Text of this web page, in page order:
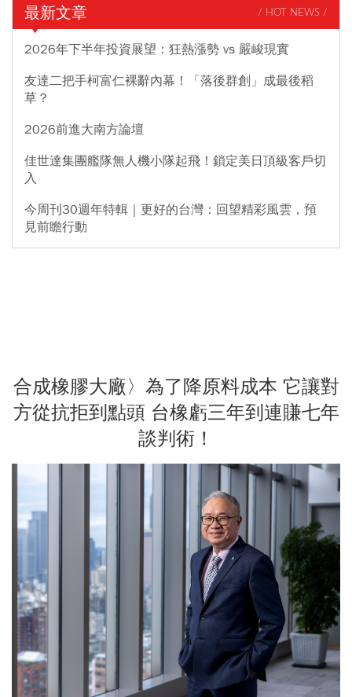
最新文章 / HOT NEWS /
2026年下半年投資展望：狂熱漲勢 vs 嚴峻現實
友達二把手柯富仁裸辭內幕！「落後群創」成最後稻
草？
2026前進大南方論壇
佳世達集團艦隊無人機小隊起飛！鎖定美日頂級客戶切
入
今周刊30週年特輯｜更好的台灣：回望精彩風雲，預
見前瞻行動
合成橡膠大廠〉為了降原料成本 它讓對
方從抗拒到點頭 台橡虧三年到連賺七年
談判術！